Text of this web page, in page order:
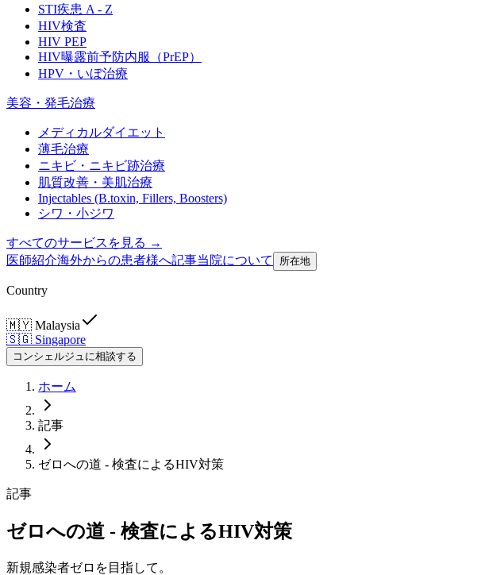
STI疾患 A - Z
HIV検査
HIV PEP
HIV曝露前予防内服（PrEP）
HPV・いぼ治療
美容・発毛治療
メディカルダイエット
薄毛治療
ニキビ・ニキビ跡治療
肌質改善・美肌治療
Injectables (B.toxin, Fillers, Boosters)
シワ・小ジワ
すべてのサービスを見る →
医師紹介海外からの患者様へ記事当院について 所在地
Country
🇲🇾 Malaysia
🇸🇬 Singapore
コンシェルジュに相談する
ホーム
記事
ゼロへの道 - 検査によるHIV対策
記事
ゼロへの道 - 検査によるHIV対策
新規感染者ゼロを目指して。